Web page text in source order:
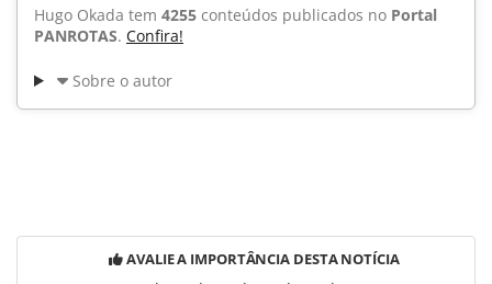
Hugo Okada tem 4255 conteúdos publicados no Portal
PANROTAS. Confira!
Sobre o autor
AVALIE A IMPORTÂNCIA DESTA NOTÍCIA